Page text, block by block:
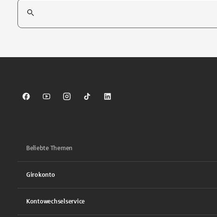
Suchfeld
Sparkasse auf Facebook
Sparkasse auf Youtube
Sparkasse auf Instagram
Sparkasse auf TikTok
Sparkasse auf LinkedIn
Beliebte Themen
Girokonto
Kontowechselservice